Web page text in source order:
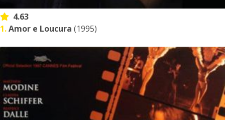
4.63
1.Amor e Loucura (1995)